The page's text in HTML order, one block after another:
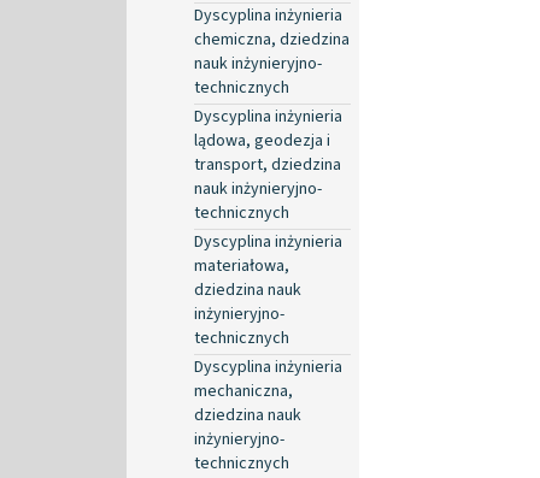
Dyscyplina inżynieria
chemiczna, dziedzina
nauk inżynieryjno-
technicznych
Dyscyplina inżynieria
lądowa, geodezja i
transport, dziedzina
nauk inżynieryjno-
technicznych
Dyscyplina inżynieria
materiałowa,
dziedzina nauk
inżynieryjno-
technicznych
Dyscyplina inżynieria
mechaniczna,
dziedzina nauk
inżynieryjno-
technicznych